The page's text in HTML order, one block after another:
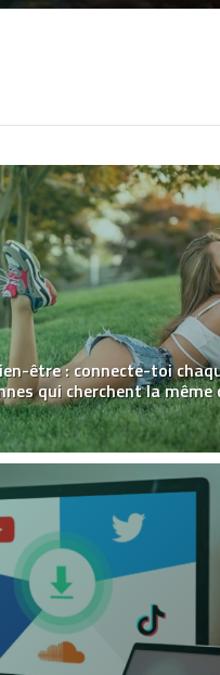
être : connecte-toi
qui cherchent la même